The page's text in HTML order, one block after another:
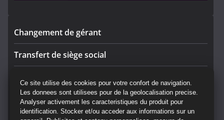
Changement de gérant
Transfert de siège social
Convocation AG
Ce site utilise des cookies pour votre confort de navigation.
Les donnees sont utilisees pour de la geolocalisation precise.
Analyser activement les caracteristiques du produit pour
identification. Stocker et/ou acceder aux informations sur un